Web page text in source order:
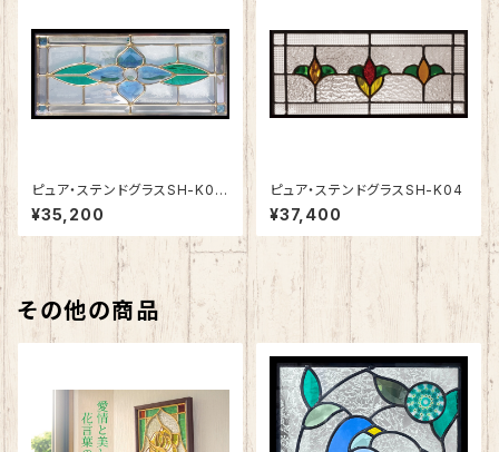
ピュア・ステンドグラスSH-K03
N
¥35,200
ピュア・ステンドグラスSH-K04
¥37,400
その他の商品